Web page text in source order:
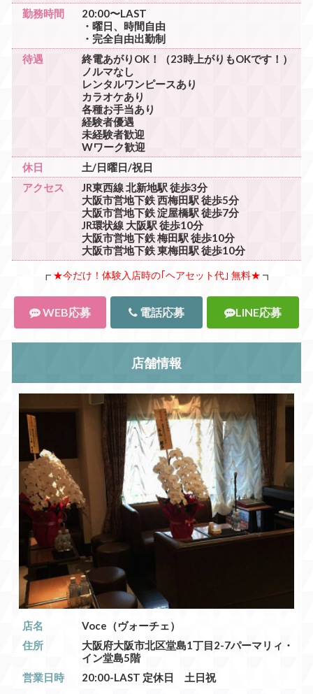
勤務時間
20:00〜LAST
・曜日、時間自由
・完全自由出勤制
待遇
終電あがりOK！（23時上がりもOKです！）
ノルマなし
レンタルワンピースあり
カラオケあり
各種お手当あり
経験者優遇
未経験者歓迎
Wワーク歓迎
休日
土/日曜日/祝日
アクセス
JR東西線 北新地駅 徒歩3分
大阪市営地下鉄 西梅田駅 徒歩5分
大阪市営地下鉄 淀屋橋駅 徒歩7分
JR環状線 大阪駅 徒歩10分
大阪市営地下鉄 梅田駅 徒歩10分
大阪市営地下鉄 東梅田駅 徒歩10分
┏ ★今だけ！体験入店時の｢ヘアセット代｣ 無料★ ┓
WEB応募 電話応募 LINE応募
店舗情報
店名
Voce（ヴォーチェ）
住所
大阪府大阪市北区堂島1丁目2-7パーマリィ・
イン堂島5階
営業日時
20:00-LAST 定休日 土日祝